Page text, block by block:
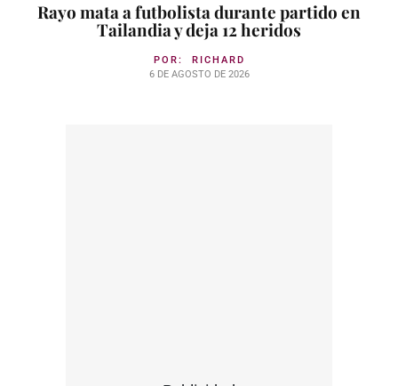
Rayo mata a futbolista durante partido en
Tailandia y deja 12 heridos
POR: RICHARD
6 DE AGOSTO DE 2026